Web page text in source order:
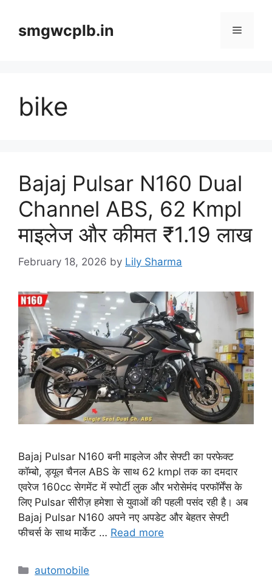
contentsmgwcplb.in Menu
bike
Bajaj Pulsar N160 Dual
Channel ABS, 62 Kmpl
माइलेज और कीमत ₹1.19 लाख
February 18, 2026 by Lily Sharma
Bajaj Pulsar N160 बनी माइलेज और सेफ्टी का परफेक्ट
कॉम्बो, ड्यूल चैनल ABS के साथ 62 kmpl तक का दमदार
एवरेज 160cc सेगमेंट में स्पोर्टी लुक और भरोसेमंद परफॉर्मेंस के
लिए Pulsar सीरीज़ हमेशा से युवाओं की पहली पसंद रही है। अब
Bajaj Pulsar N160 अपने नए अपडेट और बेहतर सेफ्टी
फीचर्स के साथ मार्केट … Read more
Categories
automobile